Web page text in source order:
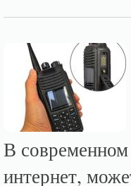
В современном
интернет,